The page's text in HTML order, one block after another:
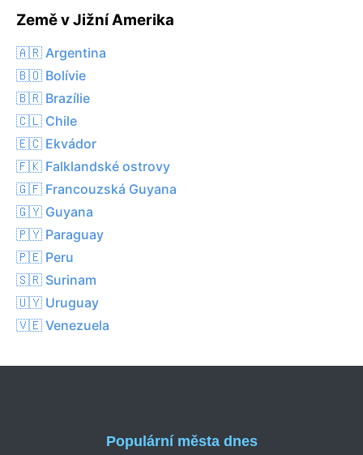
Země v Jižní Amerika
🇦🇷 Argentina
🇧🇴 Bolívie
🇧🇷 Brazílie
🇨🇱 Chile
🇪🇨 Ekvádor
🇫🇰 Falklandské ostrovy
🇬🇫 Francouzská Guyana
🇬🇾 Guyana
🇵🇾 Paraguay
🇵🇪 Peru
🇸🇷 Surinam
🇺🇾 Uruguay
🇻🇪 Venezuela
Populární města dnes